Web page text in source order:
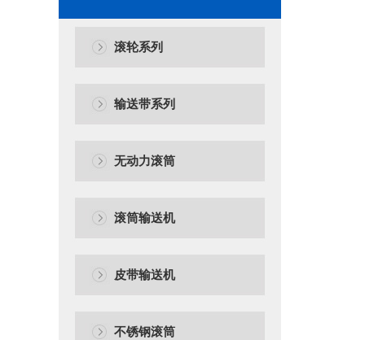
滚轮系列
输送带系列
无动力滚筒
滚筒输送机
皮带输送机
不锈钢滚筒